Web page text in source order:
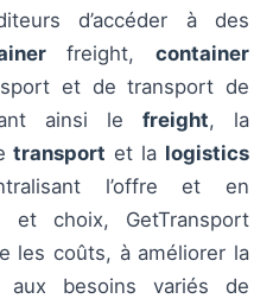
d’accéder à des
freight, container
et de transport de
ainsi le freight, la
transport et la logistics
l’offre et en
et choix, GetTransport
les coûts, à améliorer la
besoins variés de